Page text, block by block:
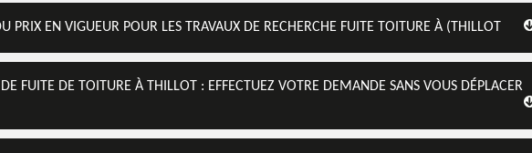
PRIX EN VIGUEUR POUR LES TRAVAUX DE RECHERCHE FUITE TOITURE À (THILLOT
FUITE DE TOITURE À THILLOT : EFFECTUEZ VOTRE DEMANDE SANS VOUS DÉPLACER